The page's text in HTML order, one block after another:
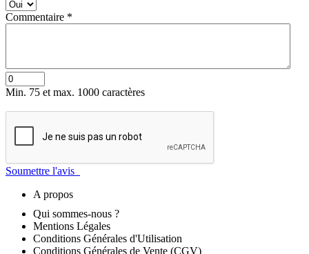
Commentaire *
Min. 75 et max. 1000 caractères
Soumettre l'avis
A propos
Qui sommes-nous ?
Mentions Légales
Conditions Générales d'Utilisation
Conditions Générales de Vente (CGV)